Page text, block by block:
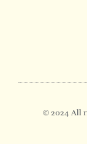
© 2024 All